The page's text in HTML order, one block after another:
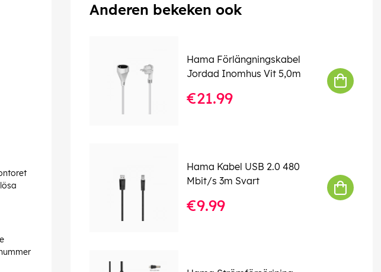
Anderen bekeken ook
Hama Förlängningskabel
Jordad Inomhus Vit 5,0m
€21.99
Hama Kabel USB 2.0 480
Mbit/s 3m Svart
€9.99